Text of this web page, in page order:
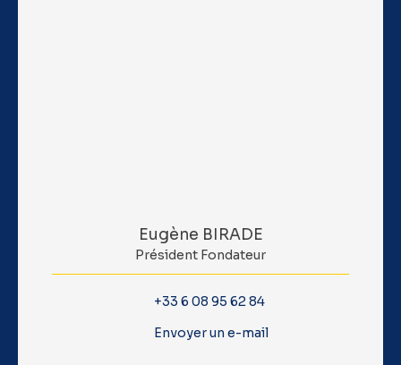
Eugène BIRADE
Président Fondateur
+33 6 08 95 62 84
Envoyer un e-mail